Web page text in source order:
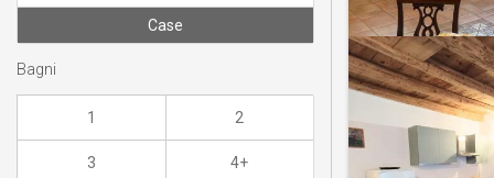
Case
Bagni
1 2
3 4+